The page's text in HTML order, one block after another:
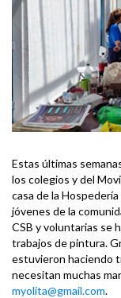
Estas últimas
los colegios y del
casa de la
jóvenes de la
CSB y voluntarias se
trabajos de pintura.
estuvieron haciendo
necesitan muchas
myolita@gmail.com.